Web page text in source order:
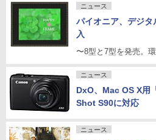
ニュース
パイオニア、デジ
入
〜8型と7型を発売。
ニュース
DxO、Mac OS X用
Shot S90に対応
ニュース